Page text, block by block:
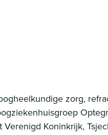
zorg,
Koninkrijk,